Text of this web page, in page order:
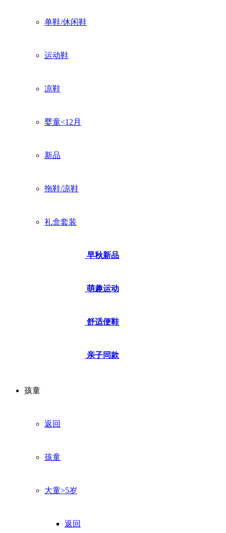
单鞋/休闲鞋
运动鞋
凉鞋
婴童<12月
新品
拖鞋/凉鞋
礼盒套装
早秋新品
萌趣运动
舒适便鞋
亲子同款
孩童
返回
孩童
大童>5岁
返回